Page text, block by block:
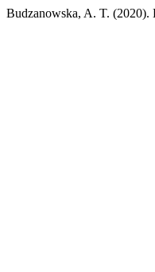
Budzanowska, A. T. (2020).